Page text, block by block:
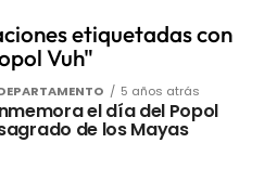
etiquetadas con
Vuh"
5 años atrás
el día del Popol
de los Mayas